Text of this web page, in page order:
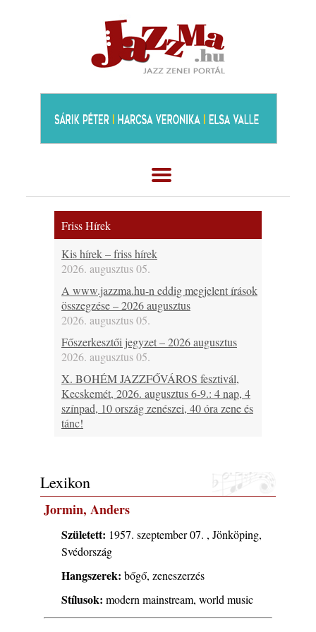
Friss Hírek
Kis hírek – friss hírek
2026. augusztus 05.
A www.jazzma.hu-n eddig megjelent írások
összegzése – 2026 augusztus
2026. augusztus 05.
Főszerkesztői jegyzet – 2026 augusztus
2026. augusztus 05.
X. BOHÉM JAZZFŐVÁROS fesztivál,
Kecskemét, 2026. augusztus 6-9.: 4 nap, 4
színpad, 10 ország zenészei, 40 óra zene és
tánc!
Márton
2026. augusztus 05.
Jazz-rock albumok 1983-ból - John Scofield
2026. augusztus 05.
Jazz-rock albumok 1982-ből - John Scofield
„Shinola”
2026. augusztus 04.
Kikkel beszéltem 2.0 – 5. rész: D
Lexikon
Jormin, Anders
Született: 1957. szeptember 07. , Jönköping,
Svédország
Hangszerek: bőgő, zeneszerzés
Stílusok: modern mainstream, world music